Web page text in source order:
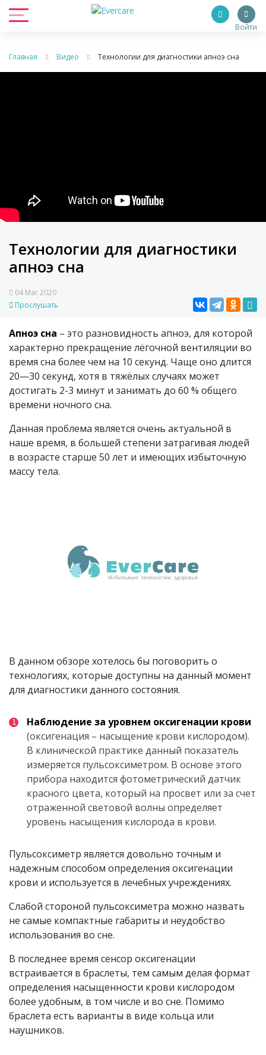
Войти
Главная Видео Технологии для диагностики апноэ сна
Технологии для диагностики
апноэ сна
04 Mar 2020
Прослушать
Апноэ сна – это разновидность апноэ, для которой
характерно прекращение лёгочной вентиляции во
время сна более чем на 10 секунд. Чаще оно длится
20—30 секунд, хотя в тяжёлых случаях может
достигать 2-3 минут и занимать до 60 % общего
времени ночного сна.
Данная проблема является очень актуальной в
наше время, в большей степени затрагивая людей
в возрасте старше 50 лет и имеющих избыточную
массу тела.
В данном обзоре хотелось бы поговорить о
технологиях, которые доступны на данный момент
для диагностики данного состояния.
Наблюдение за уровнем оксигенации крови
(оксигенация – насыщение крови кислородом).
В клинической практике данный показатель
измеряется пульсоксиметром. В основе этого
прибора находится фотометрический датчик
красного цвета, который на просвет или за счет
отраженной световой волны определяет
уровень насыщения кислорода в крови.
Пульсоксиметр является довольно точным и
надежным способом определения оксигенации
крови и используется в лечебных учреждениях.
Слабой стороной пульсоксиметра можно назвать
не самые компактные габариты и неудобство
использования во сне.
В последнее время сенсор оксигенации
встраивается в браслеты, тем самым делая формат
определения насыщенности крови кислородом
более удобным, в том числе и во сне. Помимо
браслета есть варианты в виде кольца или
наушников.